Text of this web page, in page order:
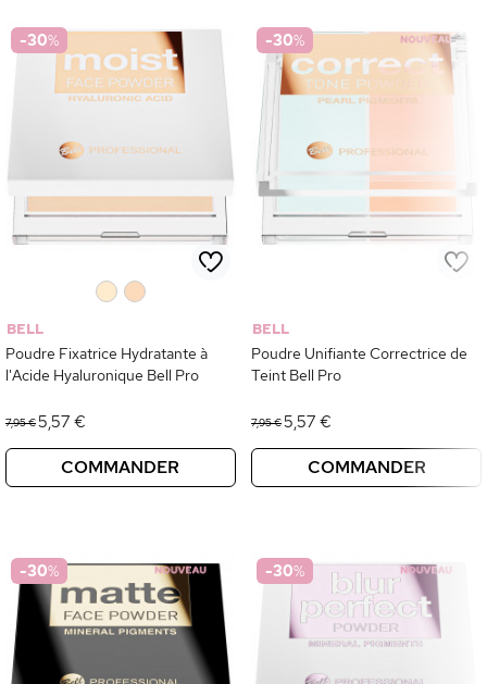
-30%
BELL
Poudre Fixatrice Hydratante à
l'Acide Hyaluronique Bell Pro
7,95 €5,57 €
COMMANDER
-30%
BELL
Poudre Unifiante Correctrice de
Teint Bell Pro
7,95 €5,57 €
COMMANDER
-30% -30%